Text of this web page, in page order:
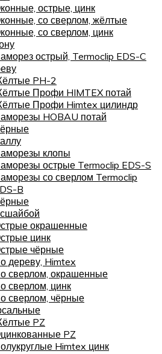
острые, цинк
со сверлом, жёлтые
со сверлом, цинк
острый, Termoclip EDS-C
PH-2
Профи HIMTEX потай
Профи Himtex цилиндр
HOBAU потай
клопы
острые Termoclip EDS-S
со сверлом Termoclip
B
окрашенные
цинк
чёрные
дереву, Himtex
сверлом, окрашенные
сверлом, цинк
сверлом, чёрные
PZ
PZ
Himtex цинк